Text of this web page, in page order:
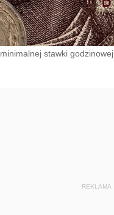
stawki godzinowej